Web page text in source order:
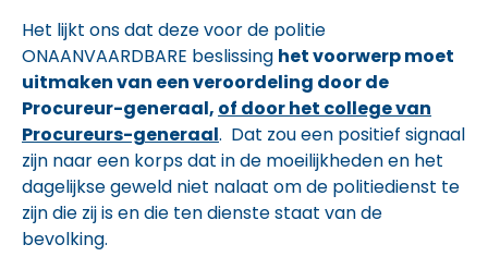
Het lijkt ons dat deze voor de politie
ONAANVAARDBARE beslissing het voorwerp moet
uitmaken van een veroordeling door de
Procureur-generaal, of door het college van
Procureurs-generaal. Dat zou een positief signaal
zijn naar een korps dat in de moeilijkheden en het
dagelijkse geweld niet nalaat om de politiedienst te
zijn die zij is en die ten dienste staat van de
bevolking.